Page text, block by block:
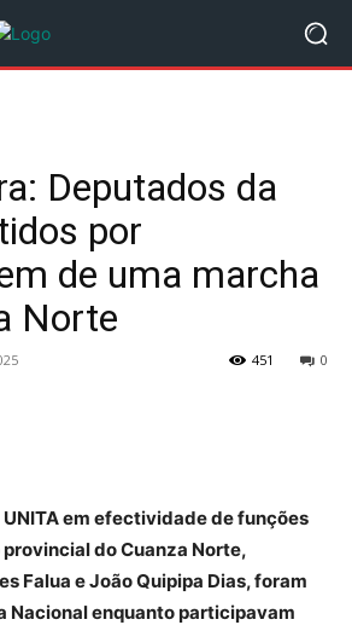
Deputados da
por
de uma marcha
Norte
0
451
em efectividade de funções
do Cuanza Norte,
Falua e João Quipipa Dias, foram
Nacional enquanto participavam